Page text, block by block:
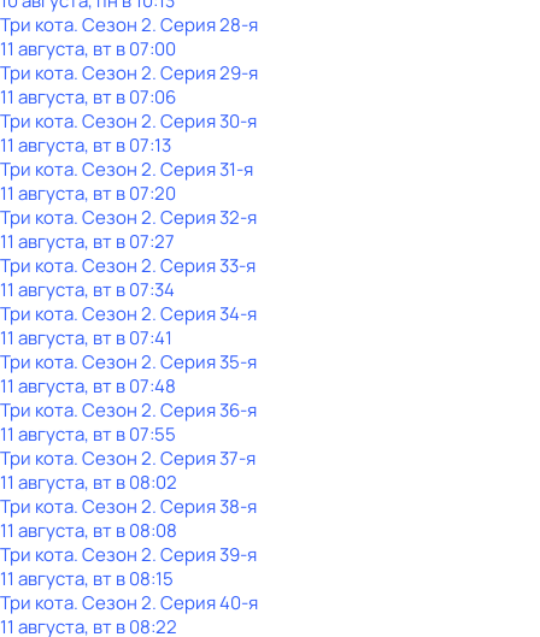
Три кота. Сезон 2. Серия 28-я
11 августа, вт в 07:00
Три кота. Сезон 2. Серия 29-я
11 августа, вт в 07:06
Три кота. Сезон 2. Серия 30-я
11 августа, вт в 07:13
Три кота. Сезон 2. Серия 31-я
11 августа, вт в 07:20
Три кота. Сезон 2. Серия 32-я
11 августа, вт в 07:27
Три кота. Сезон 2. Серия 33-я
11 августа, вт в 07:34
Три кота. Сезон 2. Серия 34-я
11 августа, вт в 07:41
Три кота. Сезон 2. Серия 35-я
11 августа, вт в 07:48
Три кота. Сезон 2. Серия 36-я
11 августа, вт в 07:55
Три кота. Сезон 2. Серия 37-я
11 августа, вт в 08:02
Три кота. Сезон 2. Серия 38-я
11 августа, вт в 08:08
Три кота. Сезон 2. Серия 39-я
11 августа, вт в 08:15
Три кота. Сезон 2. Серия 40-я
11 августа, вт в 08:22